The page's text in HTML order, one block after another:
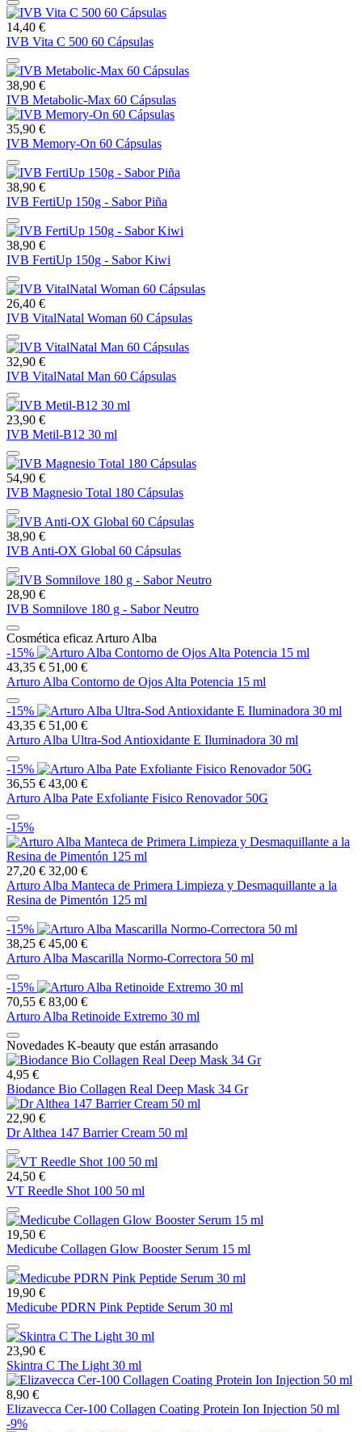
14,40 €
IVB Vita C 500 60 Cápsulas
38,90 €
IVB Metabolic-Max 60 Cápsulas
35,90 €
IVB Memory-On 60 Cápsulas
38,90 €
IVB FertiUp 150g - Sabor Piña
38,90 €
IVB FertiUp 150g - Sabor Kiwi
26,40 €
IVB VitalNatal Woman 60 Cápsulas
32,90 €
IVB VitalNatal Man 60 Cápsulas
23,90 €
IVB Metil-B12 30 ml
54,90 €
IVB Magnesio Total 180 Cápsulas
38,90 €
IVB Anti-OX Global 60 Cápsulas
28,90 €
IVB Somnilove 180 g - Sabor Neutro
Cosmética eficaz Arturo Alba
-15%
43,35 € 51,00 €
Arturo Alba Contorno de Ojos Alta Potencia 15 ml
-15%
43,35 € 51,00 €
Arturo Alba Ultra-Sod Antioxidante E Iluminadora 30 ml
-15%
36,55 € 43,00 €
Arturo Alba Pate Exfoliante Fisico Renovador 50G
-15%
27,20 € 32,00 €
Arturo Alba Manteca de Primera Limpieza y Desmaquillante a la
Resina de Pimentón 125 ml
-15%
38,25 € 45,00 €
Arturo Alba Mascarilla Normo-Correctora 50 ml
-15%
70,55 € 83,00 €
Arturo Alba Retinoide Extremo 30 ml
Novedades K-beauty que están arrasando
4,95 €
Biodance Bio Collagen Real Deep Mask 34 Gr
22,90 €
Dr Althea 147 Barrier Cream 50 ml
24,50 €
VT Reedle Shot 100 50 ml
19,50 €
Medicube Collagen Glow Booster Serum 15 ml
19,90 €
Medicube PDRN Pink Peptide Serum 30 ml
23,90 €
Skintra C The Light 30 ml
8,90 €
Elizavecca Cer-100 Collagen Coating Protein Ion Injection 50 ml
-9%